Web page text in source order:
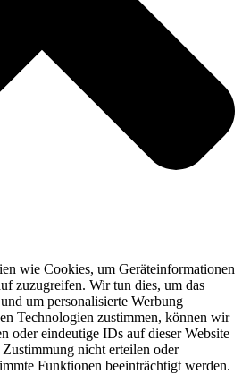
wie Cookies, um Geräteinformationen
zuzugreifen. Wir tun dies, um das
um personalisierte Werbung
Technologien zustimmen, können wir
oder eindeutige IDs auf dieser Website
nicht erteilen oder
Funktionen beeinträchtigt werden.